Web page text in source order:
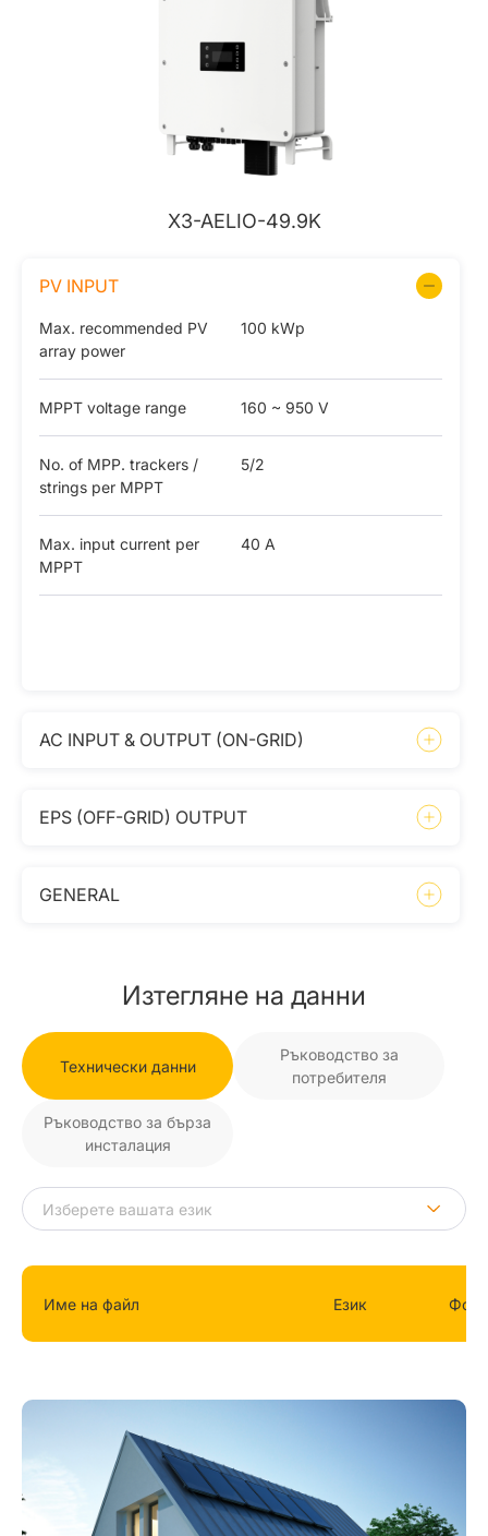
X3-AELIO-49.9K
PV INPUT
Max. recommended PV
array power
100 kWp
MPPT voltage range 160 ~ 950 V
No. of MPP. trackers /
strings per MPPT
5/2
Max. input current per
MPPT
40 A
AC INPUT & OUTPUT (ON-GRID)
EPS (OFF-GRID) OUTPUT
GENERAL
Изтегляне на данни
Технически данни
Ръководство за
потребителя
Ръководство за бърза
инсталация
Име на файл Език